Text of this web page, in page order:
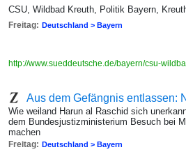
CSU, Wildbad Kreuth, Politik Bayern,
Freitag: Deutschland > Bayern
http://www.sueddeutsche.de/bayern/csu-
Aus dem Gefängnis entlassen:
Wie weiland Harun al Raschid sich
dem Bundesjustizministerium Besuch bei
machen
Freitag: Deutschland > Bayern